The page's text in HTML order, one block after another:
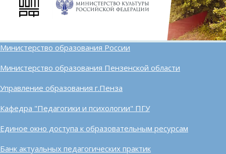
Министерство образования России
Министерство образования Пензенской области
Управление образования г.Пенза
Кафедра "Педагогики и психологии" ПГУ
Единое окно доступа к образовательным ресурсам
Банк актуальных педагогических практик